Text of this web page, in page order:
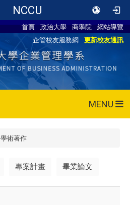
NCCU
首頁 政治大學 商學院
網站導覽
企管校友服務網
更新校友通訊
MENU
學術著作
專案計畫 畢業論文